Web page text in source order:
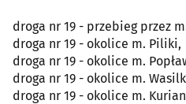
droga nr 19 - przebieg przez
droga nr 19 - okolice m. Piliki,
droga nr 19 - okolice m.
droga nr 19 - okolice m.
droga nr 19 - okolice m.